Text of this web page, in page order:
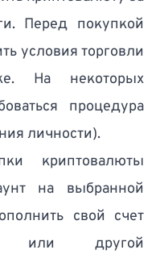
Перед покупкой
условия торговли
На некоторых
процедура
личности).
криптовалюты
на выбранной
свой счет
или другой